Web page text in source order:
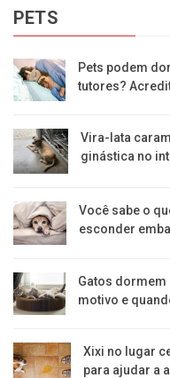
PETS
Pets podem
tutores?
Vira-lata
ginástica no
Você sabe o
esconder
Gatos dormem
motivo e
Xixi no lugar
para ajudar a